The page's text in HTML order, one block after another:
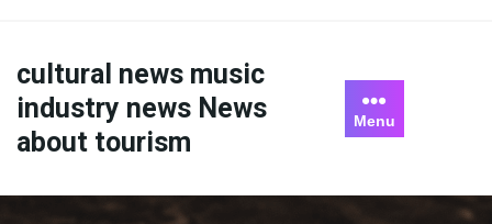
content
cultural news music
industry news News
about tourism
Menu